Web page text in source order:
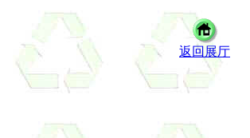
返回展厅